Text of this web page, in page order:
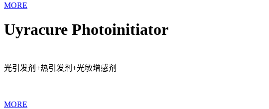
MORE
Uyracure Photoinitiator
光引发剂+热引发剂+光敏增感剂
MORE